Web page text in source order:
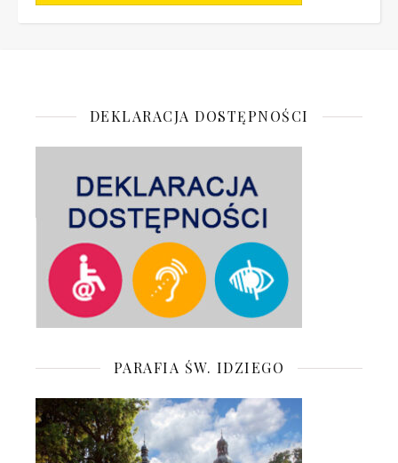
DEKLARACJA DOSTĘPNOŚCI
PARAFIA ŚW. IDZIEGO